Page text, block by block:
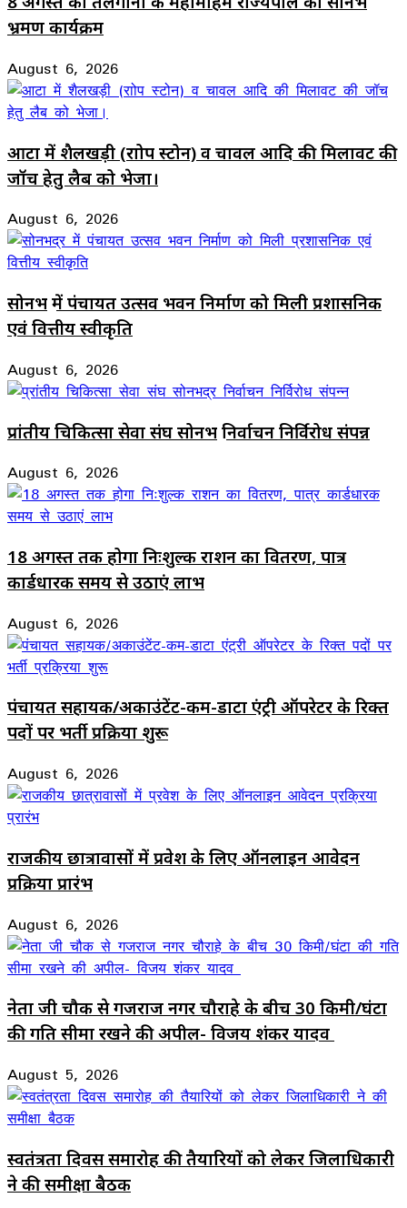
भ्रमण कार्यक्रम
August 6, 2026
आटा में शैलखड़ी (राोप स्टोन) व चावल आदि की मिलावट की
जॉच हेतु लैब को भेजा।
August 6, 2026
सोनभद्र में पंचायत उत्सव भवन निर्माण को मिली प्रशासनिक
एवं वित्तीय स्वीकृति
August 6, 2026
प्रांतीय चिकित्सा सेवा संघ सोनभद्र निर्वाचन निर्विरोध संपन्न
August 6, 2026
18 अगस्त तक होगा निःशुल्क राशन का वितरण, पात्र
कार्डधारक समय से उठाएं लाभ
August 6, 2026
पंचायत सहायक/अकाउंटेंट-कम-डाटा एंट्री ऑपरेटर के रिक्त
पदों पर भर्ती प्रक्रिया शुरू
August 6, 2026
राजकीय छात्रावासों में प्रवेश के लिए ऑनलाइन आवेदन
प्रक्रिया प्रारंभ
August 6, 2026
नेता जी चौक से गजराज नगर चौराहे के बीच 30 किमी/घंटा
की गति सीमा रखने की अपील- विजय शंकर यादव
August 5, 2026
स्वतंत्रता दिवस समारोह की तैयारियों को लेकर जिलाधिकारी
ने की समीक्षा बैठक